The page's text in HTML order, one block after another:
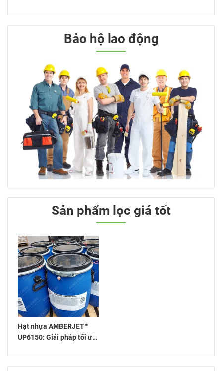
Bảo hộ lao động
Sản phẩm lọc giá tốt
Hạt nhựa AMBERJET™
UP6150: Giải pháp tối ưu